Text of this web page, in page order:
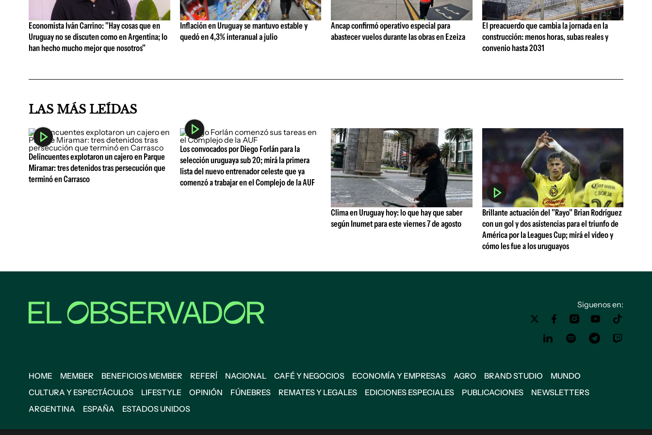
Economista Iván Carrino: "Hay cosas que en
Uruguay no se discuten como en Argentina; lo
han hecho mucho mejor que nosotros"
Inflación en Uruguay se mantuvo estable y
quedó en 4,3% interanual a julio
Ancap confirmó operativo especial para
abastecer vuelos durante las obras en Ezeiza
El preacuerdo que cambia la jornada en la
construcción: menos horas, subas reales y
convenio hasta 2031
LAS MÁS LEÍDAS
Delincuentes explotaron un cajero en Parque
Miramar: tres detenidos tras persecución que
terminó en Carrasco
Los convocados por Diego Forlán para la
selección uruguaya sub 20; mirá la primera
lista del nuevo entrenador celeste que ya
comenzó a trabajar en el Complejo de la AUF
Clima en Uruguay hoy: lo que hay que saber
según Inumet para este viernes 7 de agosto
Brillante actuación del "Rayo" Brian Rodríguez
con un gol y dos asistencias para el triunfo de
América por la Leagues Cup; mirá el video y
cómo les fue a los uruguayos
Siguenos en:
HOME MEMBER BENEFICIOS MEMBER REFERÍ NACIONAL CAFÉ Y NEGOCIOS ECONOMÍA Y EMPRESAS AGRO BRAND STUDIO
MUNDO
CULTURA Y ESPECTÁCULOS
LIFESTYLE OPINIÓN FÚNEBRES REMATES Y LEGALES EDICIONES ESPECIALES PUBLICACIONES
NEWSLETTERS
ARGENTINA
ESPAÑA ESTADOS UNIDOS